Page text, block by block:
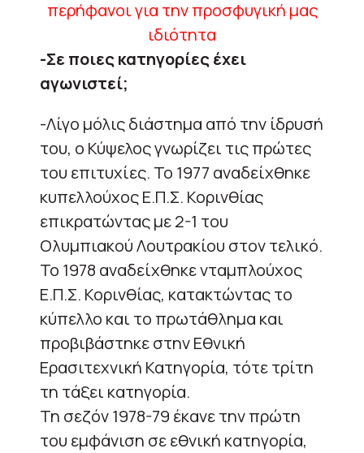
-Σε ποιες κατηγορίες έχει
αγωνιστεί;
-Λίγο μόλις διάστημα από την ίδρυσή
του, ο Κύψελος γνωρίζει τις πρώτες
του επιτυχίες. Το 1977 αναδείχθηκε
κυπελλούχος Ε.Π.Σ. Κορινθίας
επικρατώντας με 2-1 του
Ολυμπιακού Λουτρακίου στον τελικό.
Το 1978 αναδείχθηκε νταμπλούχος
Ε.Π.Σ. Κορινθίας, κατακτώντας το
κύπελλο και το πρωτάθλημα και
προβιβάστηκε στην Εθνική
Ερασιτεχνική Κατηγορία, τότε τρίτη
τη τάξει κατηγορία.
Τη σεζόν 1978-79 έκανε την πρώτη
του εμφάνιση σε εθνική κατηγορία,